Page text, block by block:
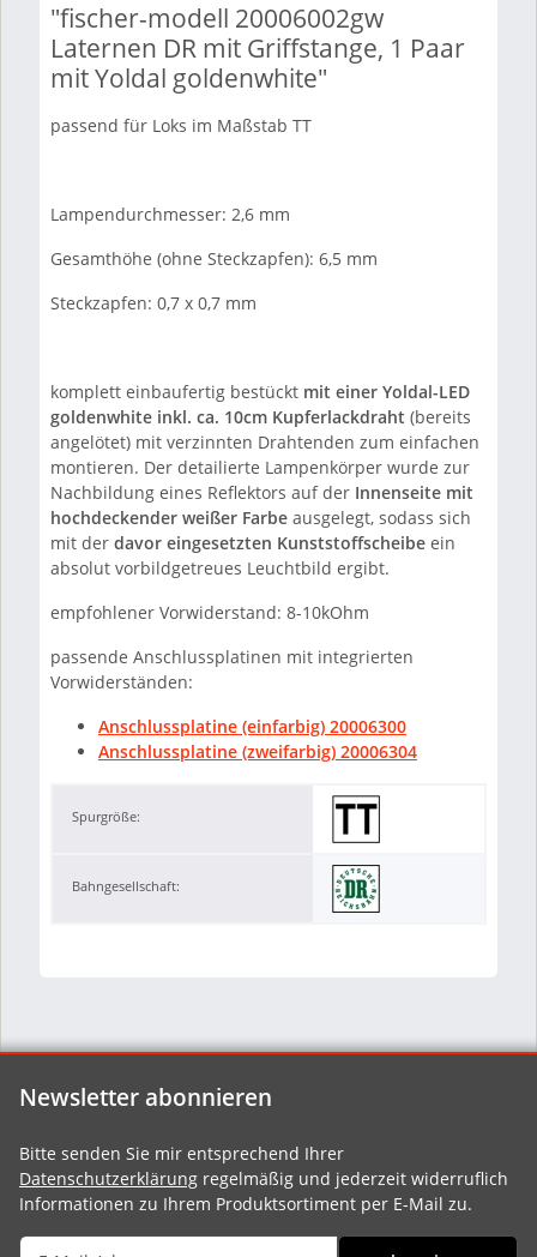
"fischer-modell 20006002gw
Laternen DR mit Griffstange, 1 Paar
mit Yoldal goldenwhite"
passend für Loks im Maßstab TT
Lampendurchmesser: 2,6 mm
Gesamthöhe (ohne Steckzapfen): 6,5 mm
Steckzapfen: 0,7 x 0,7 mm
komplett einbaufertig bestückt mit einer Yoldal-LED
goldenwhite inkl. ca. 10cm Kupferlackdraht (bereits
angelötet) mit verzinnten Drahtenden zum einfachen
montieren. Der detailierte Lampenkörper wurde zur
Nachbildung eines Reflektors auf der Innenseite mit
hochdeckender weißer Farbeausgelegt, sodass sich
mit der davor eingesetzten Kunststoffscheibeein
absolut vorbildgetreues Leuchtbild ergibt.
empfohlener Vorwiderstand: 8-10kOhm
passende Anschlussplatinen mit integrierten
Vorwiderständen:
Anschlussplatine (einfarbig) 20006300
Anschlussplatine (zweifarbig) 20006304
Spurgröße:
Bahngesellschaft:
Newsletter abonnieren
Bitte senden Sie mir entsprechend Ihrer
Datenschutzerklärung regelmäßig und jederzeit widerruflich
Informationen zu Ihrem Produktsortiment per E-Mail zu.